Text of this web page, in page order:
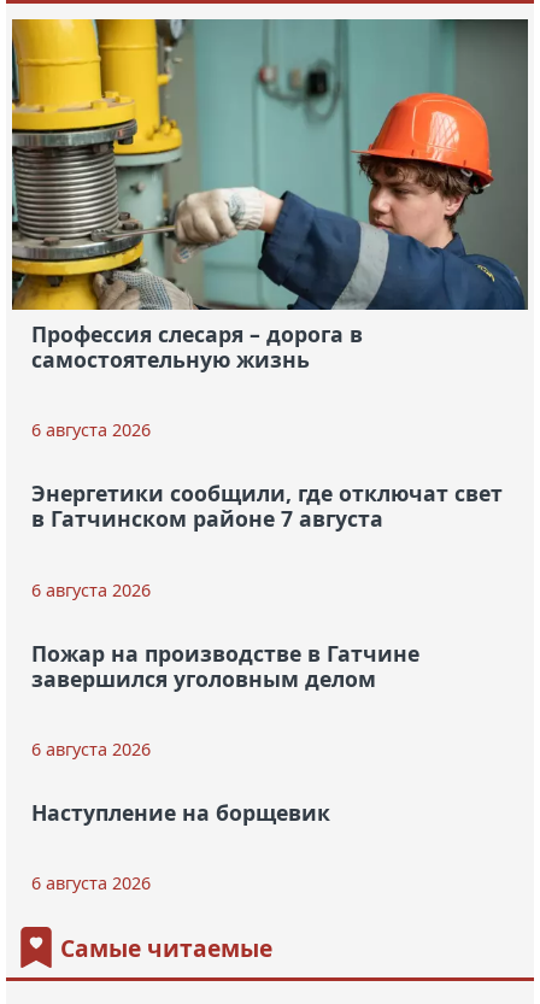
Профессия слесаря – дорога в
самостоятельную жизнь
6 августа 2026
Энергетики сообщили, где отключат свет
в Гатчинском районе 7 августа
6 августа 2026
Пожар на производстве в Гатчине
завершился уголовным делом
6 августа 2026
Наступление на борщевик
6 августа 2026
Самые читаемые